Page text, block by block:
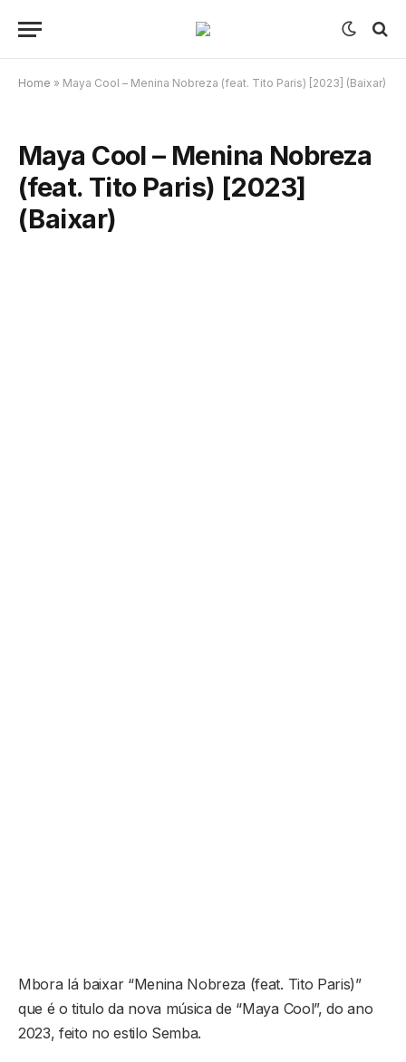
Home » Maya Cool – Menina Nobreza (feat. Tito Paris) [2023] (Baixar)
Maya Cool – Menina Nobreza
(feat. Tito Paris) [2023]
(Baixar)
Mbora lá baixar “Menina Nobreza (feat. Tito Paris)”
que é o titulo da nova música de “Maya Cool”, do ano
2023, feito no estilo Semba.